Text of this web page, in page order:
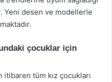
Yeni desen ve modellerle
çocuklar için
itibaren tüm kız çocukları